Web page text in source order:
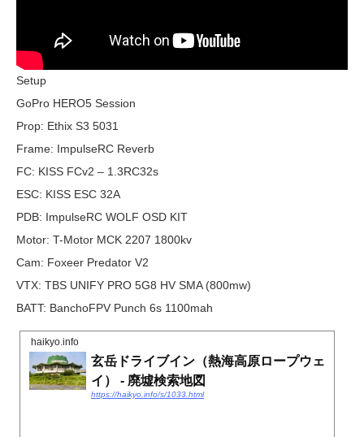
Setup
GoPro HERO5 Session
Prop: Ethix S3 5031
Frame: ImpulseRC Reverb
FC: KISS FCv2 – 1.3RC32s
ESC: KISS ESC 32A
PDB: ImpulseRC WOLF OSD KIT
Motor: T-Motor MCK 2207 1800kv
Cam: Foxeer Predator V2
VTX: TBS UNIFY PRO 5G8 HV SMA (800mw)
BATT: BanchoFPV Punch 6s 1100mah
haikyo.info
玄岳ドライブイン（熱海高原ロープウェ
イ） - 廃墟検索地図
https://haikyo.info/s/1033.html